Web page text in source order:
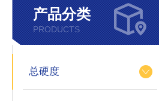
产品分类
PRODUCTS
总硬度